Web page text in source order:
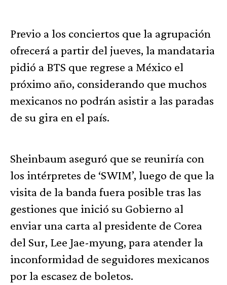
Previo a los conciertos que la agrupación
ofrecerá a partir del jueves, la mandataria
pidió a BTS que regrese a México el
próximo año, considerando que muchos
mexicanos no podrán asistir a las paradas
de su gira en el país.
Sheinbaum aseguró que se reuniría con
los intérpretes de ‘SWIM’, luego de que la
visita de la banda fuera posible tras las
gestiones que inició su Gobierno al
enviar una carta al presidente de Corea
del Sur, Lee Jae-myung, para atender la
inconformidad de seguidores mexicanos
por la escasez de boletos.